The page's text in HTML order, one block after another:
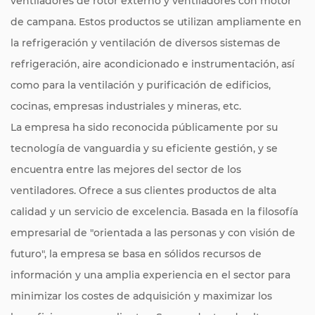
de campana. Estos productos se utilizan ampliamente en
la refrigeración y ventilación de diversos sistemas de
refrigeración, aire acondicionado e instrumentación, así
como para la ventilación y purificación de edificios,
cocinas, empresas industriales y mineras, etc.
La empresa ha sido reconocida públicamente por su
tecnología de vanguardia y su eficiente gestión, y se
encuentra entre las mejores del sector de los
ventiladores. Ofrece a sus clientes productos de alta
calidad y un servicio de excelencia. Basada en la filosofía
empresarial de "orientada a las personas y con visión de
futuro", la empresa se basa en sólidos recursos de
información y una amplia experiencia en el sector para
minimizar los costes de adquisición y maximizar los